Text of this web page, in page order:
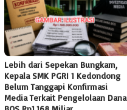
Lebih dari Sepekan Bungkam,
Kepala SMK PGRI 1 Kedondong
Belum Tanggapi Konfirmasi
Media Terkait Pengelolaan Dana